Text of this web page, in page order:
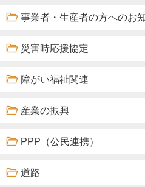
事業者・生産者の方へのお
災害時応援協定
障がい福祉関連
産業の振興
PPP（公民連携）
道路